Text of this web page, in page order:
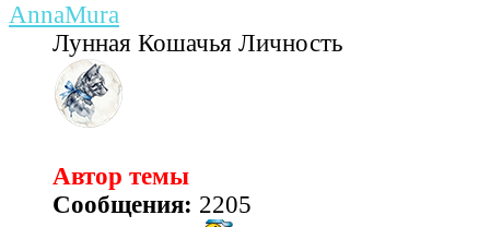
AnnaMura
Лунная Кошачья Личность
Автор темы
Сообщения: 2205